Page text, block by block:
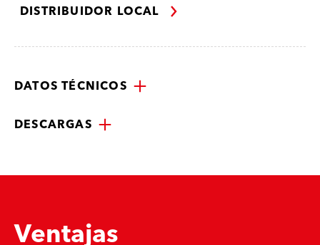
DISTRIBUIDOR LOCAL
DATOS TÉCNICOS
DESCARGAS
Ventajas